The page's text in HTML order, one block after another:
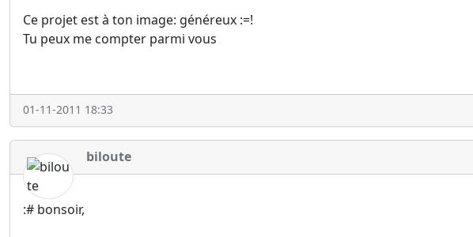
Ce projet est à ton image: généreux :=!
Tu peux me compter parmi vous
01-11-2011 18:33
biloute
:# bonsoir,